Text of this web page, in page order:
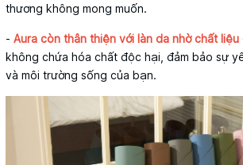
thương không mong muốn.
- Aura còn thân thiện với làn da nhờ chất
không chứa hóa chất độc hại, đảm bảo sự
và môi trường sống của bạn.